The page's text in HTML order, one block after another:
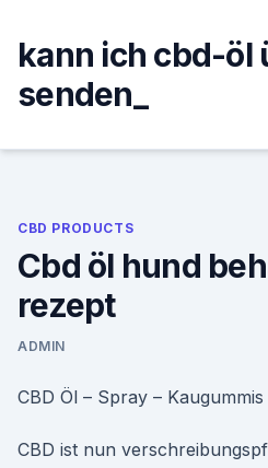
content
kann ich cbd-öl
senden_
CBD PRODUCTS
Cbd öl hund
rezept
ADMIN
CBD Öl – Spray – Kaugummis
CBD ist nun